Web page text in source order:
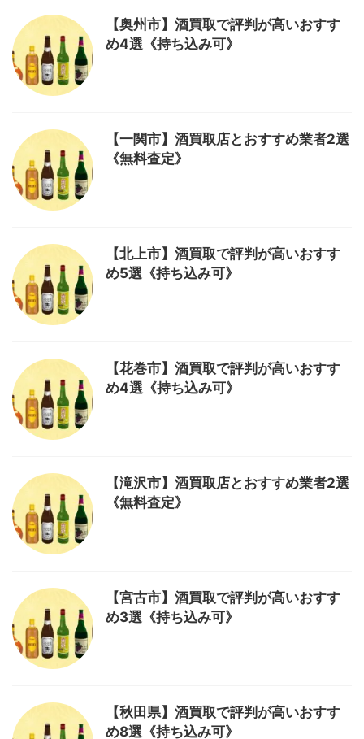
【奥州市】酒買取で評判が高いおすす
め4選《持ち込み可》
【一関市】酒買取店とおすすめ業者2選
《無料査定》
【北上市】酒買取で評判が高いおすす
め5選《持ち込み可》
【花巻市】酒買取で評判が高いおすす
め4選《持ち込み可》
【滝沢市】酒買取店とおすすめ業者2選
《無料査定》
【宮古市】酒買取で評判が高いおすす
め3選《持ち込み可》
【秋田県】酒買取で評判が高いおすす
め8選《持ち込み可》